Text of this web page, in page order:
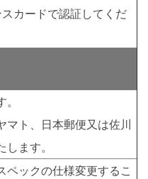
カードで認証してくだ
マト、日本郵便又は佐川
ます。
ペックの仕様変更するこ